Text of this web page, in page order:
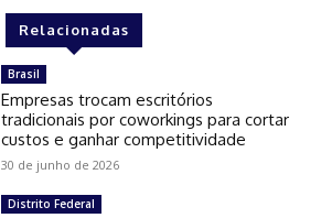
Relacionadas
Brasil
Empresas trocam escritórios
tradicionais por coworkings para cortar
custos e ganhar competitividade
30 de junho de 2026
Distrito Federal